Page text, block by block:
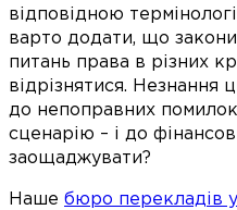
відповідною
варто додати, що закони
питань права в різних
відрізнятися. Незнання
до непоправних
сценарію – і до
заощаджувати?
Наше бюро перекладів